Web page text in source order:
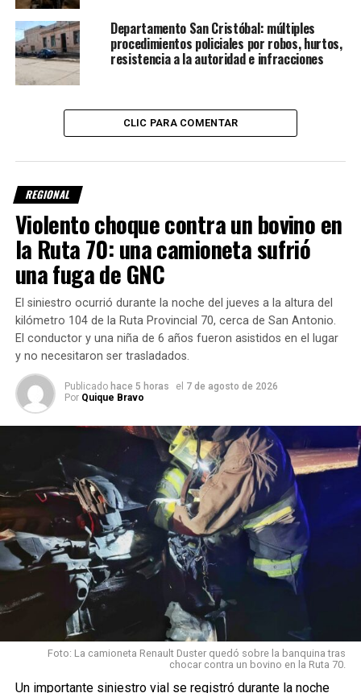
Frente a las
inconsistencias detectadas, los agentes procedieron al
secuestro preventivo
de la licencia y dieron intervención
a la Justicia.
El conductor quedó imputado
El conductor involucrado tiene 23 años
y es oriundo de
Santo Tomé.
La causa quedó caratulada como presunto uso de
documento público falso, mientras continúan las
investigaciones para determinar el origen del carnet y
confirmar si efectivamente se trata de una licencia
apócrifa.
Con información de Rafaela Informa
TEMAS RELACIONADOS: ANGÉLICA
LICENCIA FALSA
POLICIALES
RUTA 19
Fatal accidente entre tres camiones en Ruta Provincial
2: un muerto y varios heridos
NO TE PIERDAS
Seeber: detuvieron a dos hombres mientras
quemaban cables robados de una fábrica
Departamento San Cristóbal: múltiples
procedimientos policiales por robos, hurtos,
resistencia a la autoridad e infracciones
CLIC PARA COMENTAR
REGIONAL
Violento choque contra un bovino en
la Ruta 70: una camioneta sufrió
una fuga de GNC
El siniestro ocurrió durante la noche del jueves a la altura del
kilómetro 104 de la Ruta Provincial 70, cerca de San Antonio.
El conductor y una niña de 6 años fueron asistidos en el lugar
y no necesitaron ser trasladados.
Publicado hace 5 horas el 7 de agosto de 2026
Por Quique Bravo
Foto: La camioneta Renault Duster quedó sobre la banquina tras
chocar contra un bovino en la Ruta 70.
Un importante siniestro vial se registró durante la noche